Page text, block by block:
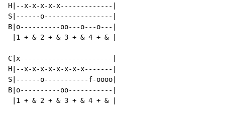
H|--x-x-x-x-x-------------|
S|------o-----------------|
B|o----------oo---o---o---|
|1 + & 2 + & 3 + & 4 + & |
C|x-----------------------|
H|--x-x-x-x-x-x-x-x-------|
S|------o-----------f-oooo|
B|o----------oo-----------|
|1 + & 2 + & 3 + & 4 + & |